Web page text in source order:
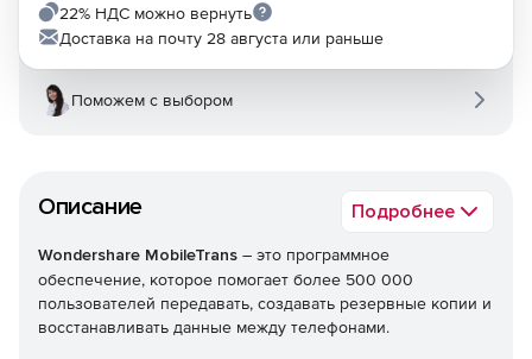
Описание Подробнее
Wondershare MobileTrans – это программное
обеспечение, которое помогает более 500 000
пользователей передавать, создавать резервные копии и
восстанавливать данные между телефонами.
22% НДС можно вернуть
Доставка на почту 28 августа или раньше
Поможем с выбором